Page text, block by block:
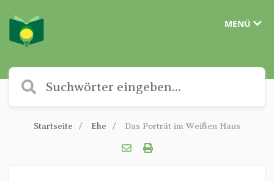
MENÜ
Startseite Ehe Das Porträt im Weißen Haus